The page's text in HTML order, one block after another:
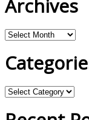
Archives
Archives
Categories